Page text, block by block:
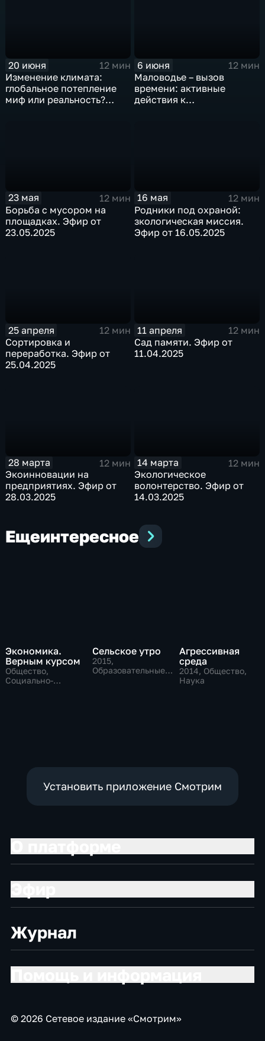
20 июня
12 мин
Изменение климата:
глобальное потепление
миф или реальность?
6 июня
12 мин
Маловодье – вызов
времени: активные
действия к
23 мая
12 мин
Борьба с мусором на
площадках. Эфир от
23.05.2025
16 мая
12 мин
Родники под охраной:
зкологическая миссия.
Эфир от 16.05.2025
25 апреля
12 мин
Сортировка и
переработка. Эфир от
25.04.2025
11 апреля
12 мин
Сад памяти. Эфир от
11.04.2025
28 марта
12 мин
Экоинновации на
предприятиях. Эфир от
28.03.2025
14 марта
12 мин
Экологическое
волонтерство. Эфир от
14.03.2025
Ещеинтересное
Экономика.
Верным курсом
Общество,
Социально-
Сельское утро
2015,
Образовательные,
Агрессивная
среда
2014, Общество,
Наука
Установить приложение Смотрим
Журнал
© 2026 Сетевое издание «Смотрим»